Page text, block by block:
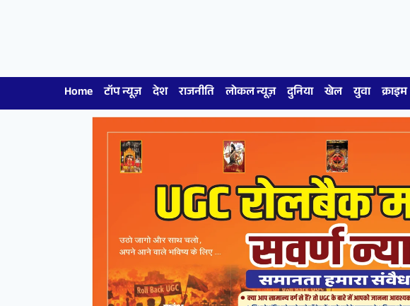
Home टॉप न्यूज़ देश राजनीति लोकल न्यूज़ दुनिया खेल युवा क्राइम